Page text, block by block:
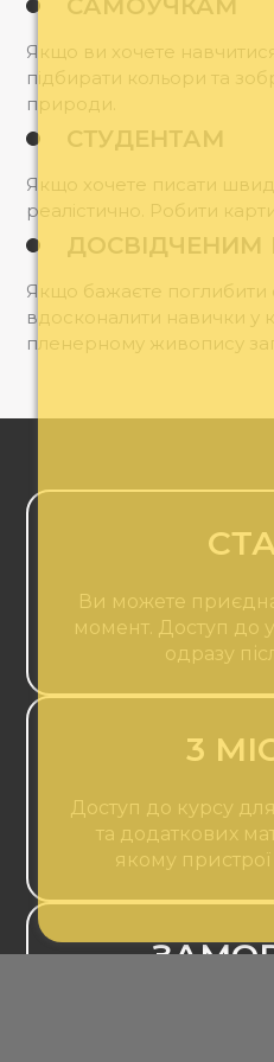
САМОУЧКАМ
Якщо ви хочете
підбирати кольори та
природи.
СТУДЕНТАМ
Якщо хочете писати
реалістично. Робити
Якщо бажаєте поглибити
вдосконалити навички у
пленерному живопису
Ви можете
момент. Доступ до
одразу
3
Доступ до курсу
та додаткових
якому